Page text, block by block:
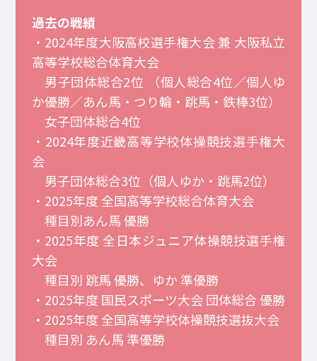
過去の戦績
・2024年度大阪高校選手権大会 兼 大阪私立
高等学校総合体育大会
男子団体総合2位 （個人総合4位／個人ゆ
か優勝／あん馬・つり輪・跳馬・鉄棒3位）
女子団体総合4位
・2024年度近畿高等学校体操競技選手権大
会
男子団体総合3位（個人ゆか・跳馬2位）
・2025年度 全国高等学校総合体育大会
種目別あん馬 優勝
・2025年度 全日本ジュニア体操競技選手権
大会
種目別 跳馬 優勝、ゆか 準優勝
・2025年度 国民スポーツ大会 団体総合 優勝
・2025年度 全国高等学校体操競技選抜大会
種目別 あん馬 準優勝